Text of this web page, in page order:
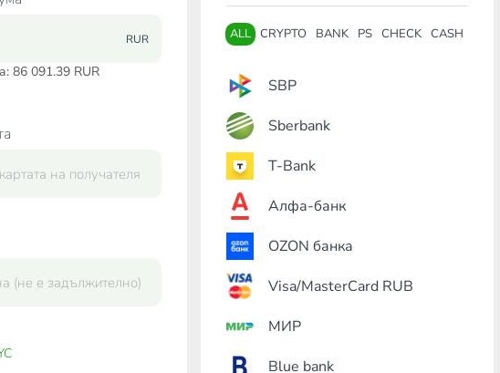
ALL CRYPTO BANK PS CHECK CASH
SBP
Sberbank
T-Bank
Алфа-банк
OZON банка
Visa/MasterCard RUB
МИР
Blue bank
RUR
86 091.39 RUR